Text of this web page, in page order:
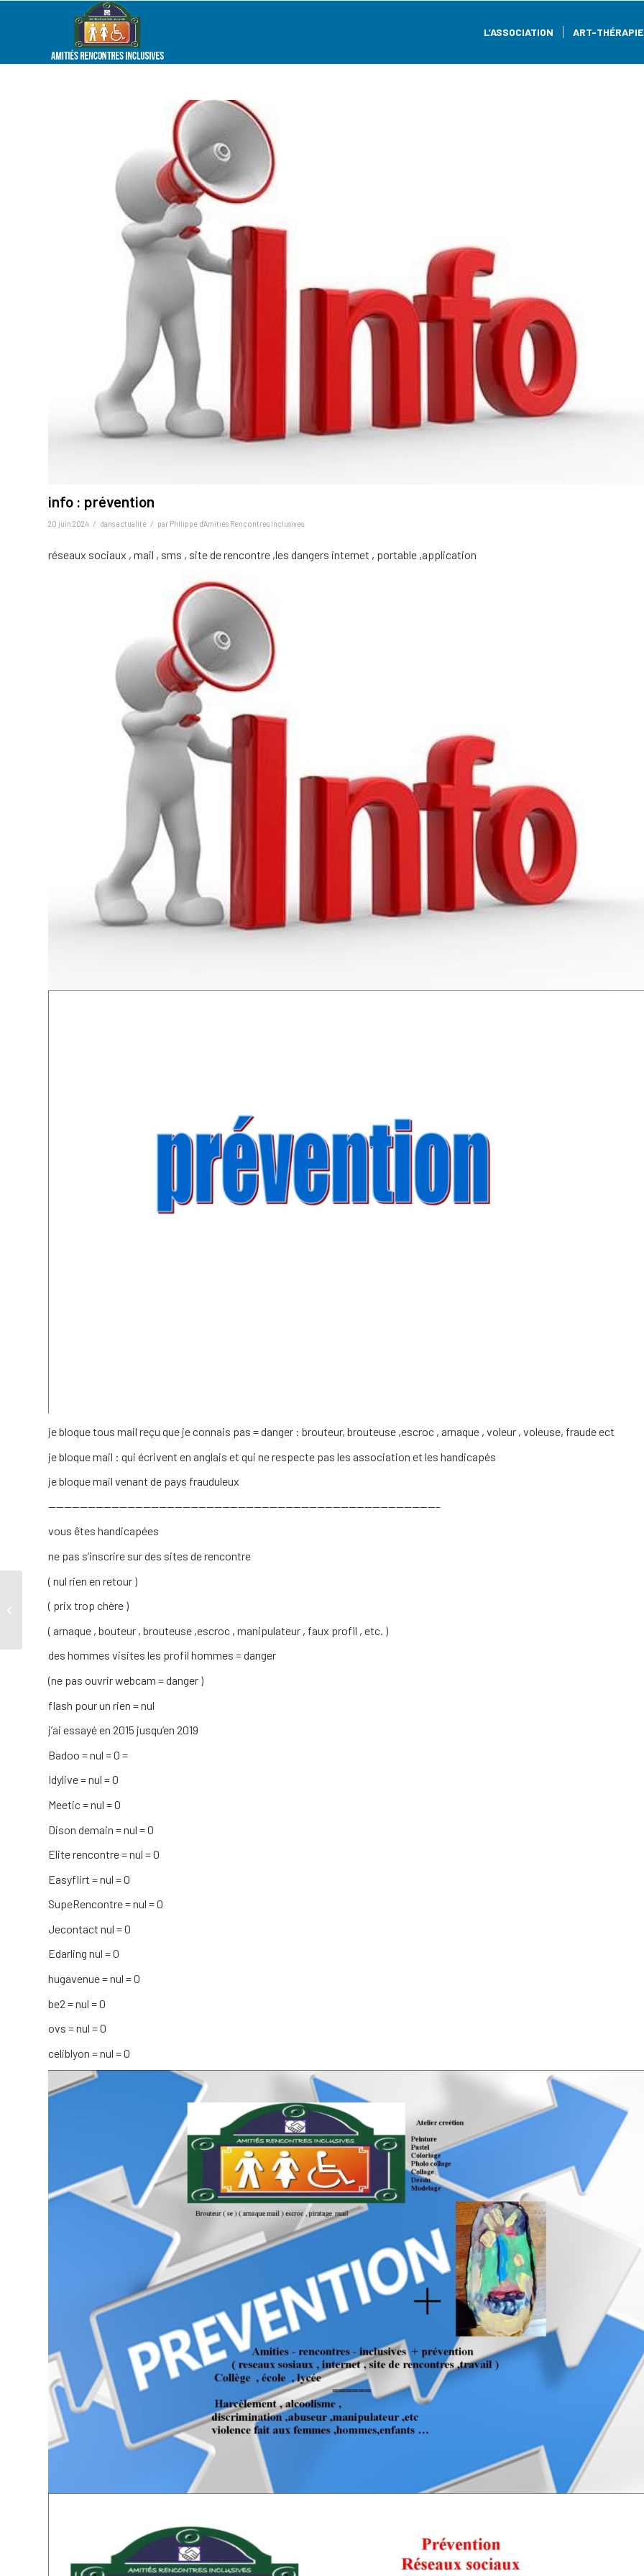
L’ASSOCIATION ART-THÉRAPIE
info : prévention
20 juin 2024 / dansactualité / par Philippe d'Amitiés Rencontres Inclusives
réseaux sociaux , mail , sms , site de rencontre ,les dangers internet , portable ,application
je bloque tous mail reçu que je connais pas = danger : brouteur, brouteuse ,escroc , arnaque , voleur , voleuse, fraude ect
je bloque mail : qui écrivent en anglais et qui ne respecte pas les association et les handicapés
je bloque mail venant de pays frauduleux
—————————————————————————————————————————————————–
vous êtes handicapées
ne pas s’inscrire sur des sites de rencontre
( nul rien en retour )
( prix trop chère )
( arnaque , bouteur , brouteuse ,escroc , manipulateur , faux profil , etc. )
des hommes visites les profil hommes = danger
(ne pas ouvrir webcam = danger )
flash pour un rien = nul
j’ai essayé en 2015 jusqu’en 2019
Badoo = nul = 0 =
Idylive = nul = 0
Meetic = nul = 0
Dison demain = nul = 0
Elite rencontre = nul = 0
Easyflirt = nul = 0
SupeRencontre = nul = 0
Jecontact nul = 0
Edarling nul = 0
hugavenue = nul = 0
be2 = nul = 0
ovs = nul = 0
celiblyon = nul = 0
Magasin et entreprise Lyon